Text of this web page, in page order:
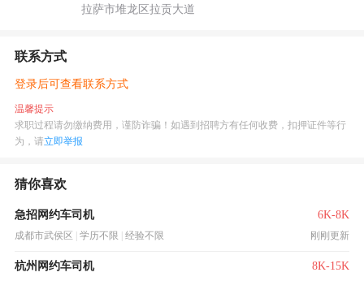
拉萨市堆龙区拉贡大道
联系方式
登录后可查看联系方式
温馨提示
求职过程请勿缴纳费用，谨防诈骗！如遇到招聘方有任何收费，扣押证件等行
为，请立即举报
猜你喜欢
急招网约车司机 6K-8K
成都市武侯区 学历不限 经验不限 刚刚更新
杭州网约车司机 8K-15K